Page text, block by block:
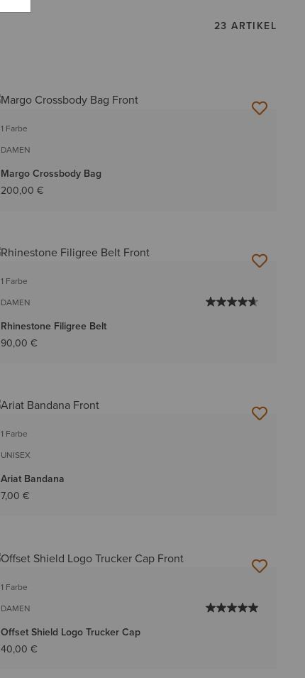
23 ARTIKEL
1 Farbe
DAMEN
Margo Crossbody Bag
200,00 €
1 Farbe
DAMEN
Rhinestone Filigree Belt
90,00 €
1 Farbe
UNISEX
Ariat Bandana
7,00 €
1 Farbe
DAMEN
Offset Shield Logo Trucker Cap
40,00 €